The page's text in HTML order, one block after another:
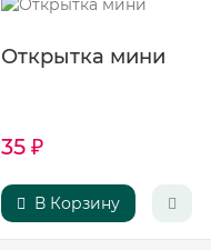
Открытка мини
35 ₽
В Корзину